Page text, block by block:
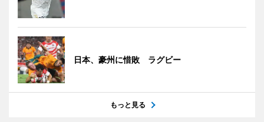
日本、豪州に惜敗 ラグビー
もっと見る